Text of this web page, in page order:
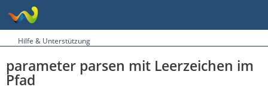
Hilfe & Unterstützung
parameter parsen mit Leerzeichen im
Pfad